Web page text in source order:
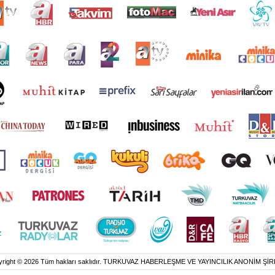
© 2026 Tüm hakları saklıdır. TURKUVAZ HABERLEŞME VE YAYINCILIK ANONİM